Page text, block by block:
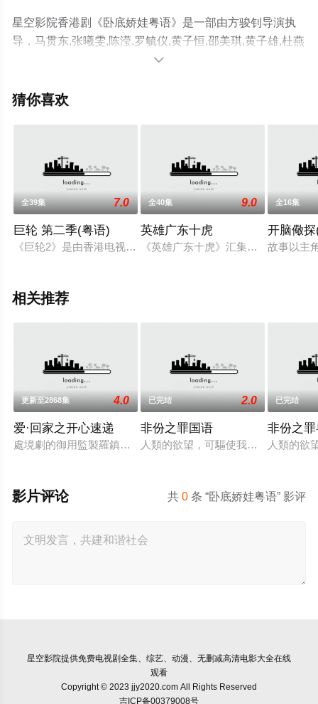
星空影院香港剧《卧底娇娃粤语》是一部由方骏钊导演执
导，马贯东,张曦雯,陈滢,罗毓仪,黄子恒,邵美琪,黄子雄,杜燕
歌,关礼杰,李海铜,张武孝,白彪,韦家雄,涂毓麟,关曜儁,吴子
宏远,刘嘉琪,林浩文,王致迪,洪曼芹,叶凯茵,彭怀安,潘志文,
相关信息可移步至豆瓣电视剧、电视猫或剧情网等平台了

猜你喜欢
全39集 7.0
巨轮 第二季(粤语)
《巨轮2》是由香港电视广播有限公司制作，王心慰监制，萧正
全40集 9.0
英雄广东十虎
《英雄广东十虎》汇集精彩武打元
全16集
开脑儆
故事以主
相关推荐
更新至2868集 4.0
爱·回家之开心速递
處境劇的御用監製羅鎮岳已經準備開拍新一套處境劇，暫定叫
已完结 2.0
非份之罪国语
人類的欲望，可驅使我們超越自我，
已完结
非份之
人類的欲
共0 条 “卧底娇娃粤语” 影评
影片评论
星空影院提供免费电视剧全集、综艺、动漫、无删减高清电影大全在线
观看
Copyright © 2023 jjy2020.com All Rights Reserved
吉ICP备00379008号